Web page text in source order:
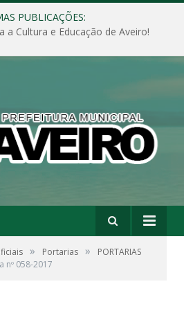
PUBLICAÇÕES:
a Cultura e Educação de Aveiro!
» Portarias »
PORTARIAS
nº 058-2017